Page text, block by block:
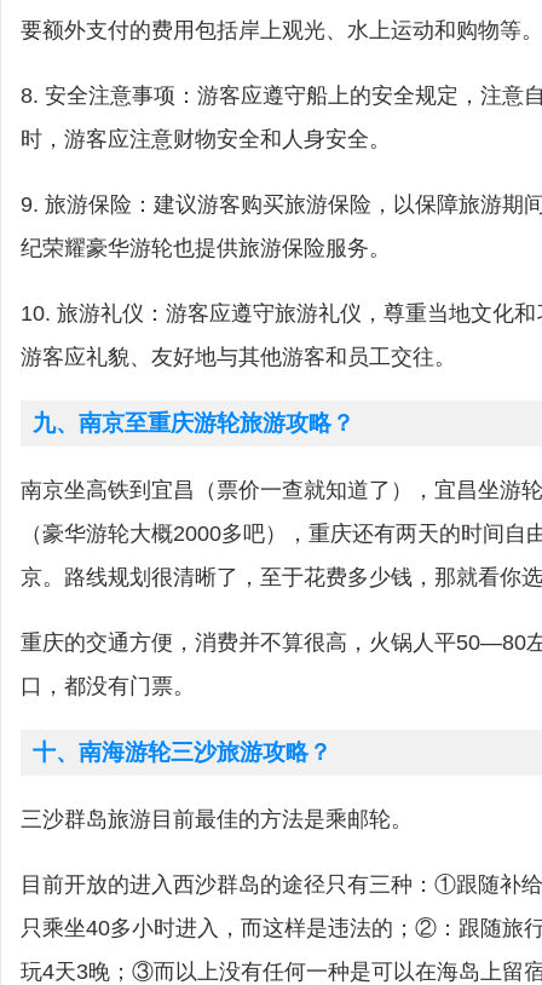
要额外支付的费用包括岸上观光、水上运动和购物等。
8. 安全注意事项：游客应遵守船上的安全规定，注意
时，游客应注意财物安全和人身安全。
9. 旅游保险：建议游客购买旅游保险，以保障旅游期
纪荣耀豪华游轮也提供旅游保险服务。
10. 旅游礼仪：游客应遵守旅游礼仪，尊重当地文化
游客应礼貌、友好地与其他游客和员工交往。
九、南京至重庆游轮旅游攻略？
南京坐高铁到宜昌（票价一查就知道了），宜昌坐游
（豪华游轮大概2000多吧），重庆还有两天的时间自
京。路线规划很清晰了，至于花费多少钱，那就看你
重庆的交通方便，消费并不算很高，火锅人平50―80
口，都没有门票。
十、南海游轮三沙旅游攻略？
三沙群岛旅游目前最佳的方法是乘邮轮。
目前开放的进入西沙群岛的途径只有三种：①跟随补
只乘坐40多小时进入，而这样是违法的；②：跟随旅
玩4天3晚；③而以上没有任何一种是可以在海岛上留